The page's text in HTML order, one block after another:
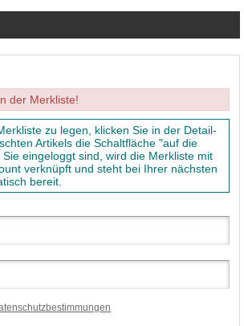
der Merkliste!
zu legen, klicken Sie in der Detail-
Artikels die Schaltfläche "auf die
eingeloggt sind, wird die Merkliste mit
verknüpft und steht bei Ihrer nächsten
bereit.